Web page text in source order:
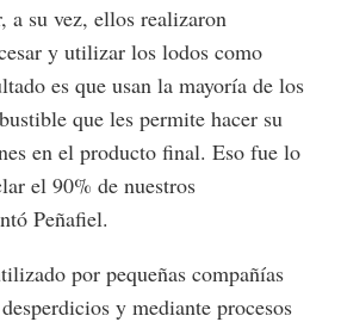
a su vez, ellos realizaron
y utilizar los lodos como
es que usan la mayoría de los
que les permite hacer su
en el producto final. Eso fue lo
el 90% de nuestros
Peñafiel.
por pequeñas compañías
y mediante procesos